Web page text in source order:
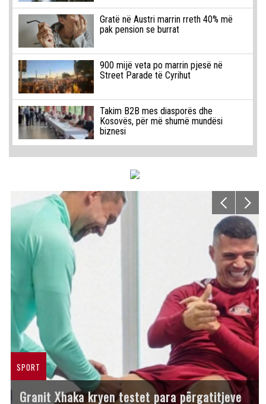
Gratë në Austri marrin rreth 40% më
pak pension se burrat
900 mijë veta po marrin pjesë në
Street Parade të Cyrihut
Takim B2B mes diasporës dhe
Kosovës, për më shumë mundësi
biznesi
SPORT
Granit Xhaka kryen testet para përgatitjeve